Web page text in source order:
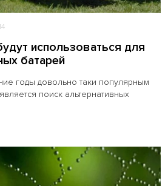
использоваться для
батарей
годы довольно таки популярным
поиск альтернативных